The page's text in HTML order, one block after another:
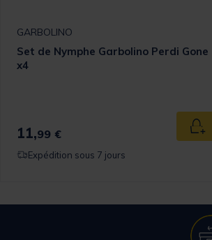
panier
GARBOLINO
Set de Nymphe Garbolino Perdi Gone
x4
11,99 €
Expédition sous 7 jours